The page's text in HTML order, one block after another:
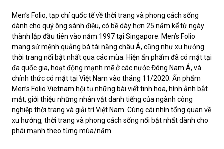
Men’s Folio, tạp chí quốc tế về thời trang và phong cách sống
dành cho quý ông sành điệu, có bề dày hơn 25 năm kể từ ngày
thành lập đầu tiên vào năm 1997 tại Singapore. Men’s Folio
mang sứ mệnh quảng bá tài năng châu Á, cũng như xu hướng
thời trang nổi bật nhất qua các mùa. Hiện ấn phẩm đã có mặt tại
đa quốc gia, hoạt động mạnh mẽ ở các nước Đông Nam Á, và
chính thức có mặt tại Việt Nam vào tháng 11/2020. Ấn phẩm
Men’s Folio Vietnam hội tụ những bài viết tinh hoa, hình ảnh bắt
mắt, giới thiệu những nhân vật danh tiếng của ngành công
nghiệp thời trang và giải trí Việt Nam. Cùng cái nhìn tổng quan về
xu hướng, thời trang và phong cách sống nổi bật nhất dành cho
phái mạnh theo từng mùa/năm.